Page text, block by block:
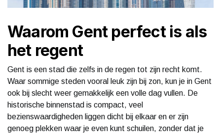
Waarom Gent perfect is als
het regent
Gent is een stad die zelfs in de regen tot zijn recht komt.
Waar sommige steden vooral leuk zijn bij zon, kun je in Gent
ook bij slecht weer gemakkelijk een volle dag vullen. De
historische binnenstad is compact, veel
bezienswaardigheden liggen dicht bij elkaar en er zijn
genoeg plekken waar je even kunt schuilen, zonder dat je